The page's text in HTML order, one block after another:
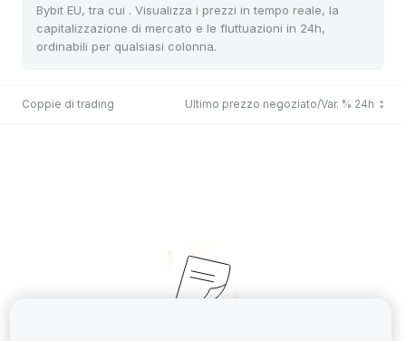
Bybit EU, tra cui . Visualizza i prezzi in tempo reale, la
capitalizzazione di mercato e le fluttuazioni in 24h,
ordinabili per qualsiasi colonna.
Coppie di trading Ultimo prezzo negoziato/Var. % 24h